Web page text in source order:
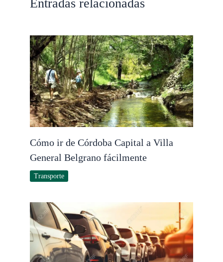
Entradas relacionadas
Cómo ir de Córdoba Capital a Villa
General Belgrano fácilmente
Transporte